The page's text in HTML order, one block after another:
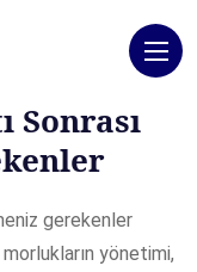
gerekenler
yönetimi,